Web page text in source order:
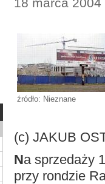
źródło: Nieznane
(c) JAKUB
Na sprzedaży
przy rondzie